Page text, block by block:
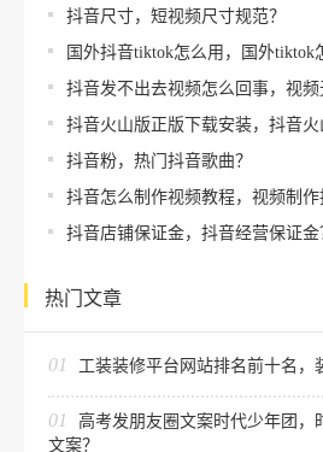
抖音尺寸，短视频尺寸规范？
国外抖音tiktok怎么用，国外tiktok
抖音发不出去视频怎么回事，视频
抖音火山版正版下载安装，抖音火
抖音粉，热门抖音歌曲？
抖音怎么制作视频教程，视频制作
抖音店铺保证金，抖音经营保证金
热门文章
01 工装装修平台网站排名前十名，
01
高考发朋友圈文案时代少年团，
文案？